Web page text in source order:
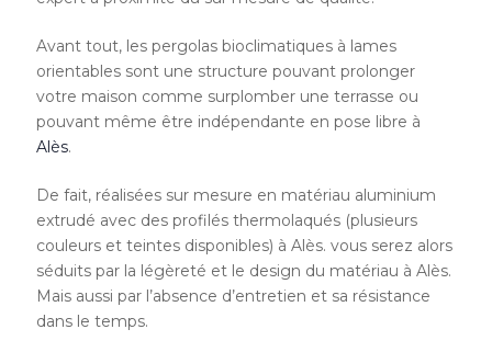
Avant tout, les pergolas bioclimatiques à lames
orientables sont une structure pouvant prolonger
votre maison comme surplomber une terrasse ou
pouvant même être indépendante en pose libre à
Alès.
De fait, réalisées sur mesure en matériau aluminium
extrudé avec des profilés thermolaqués (plusieurs
couleurs et teintes disponibles) à Alès. vous serez alors
séduits par la légèreté et le design du matériau à Alès.
Mais aussi par l’absence d’entretien et sa résistance
dans le temps.